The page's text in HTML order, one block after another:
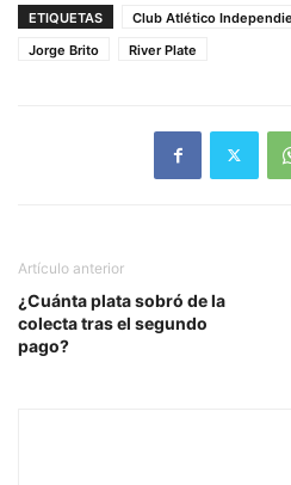
ETIQUETAS Club Atlético
Jorge Brito
River Plate
Artículo anterior
¿Cuánta plata sobró de la
colecta tras el segundo
pago?